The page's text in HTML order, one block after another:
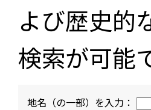
よび歴史的
検索が可能
地名（の一部）を入力：